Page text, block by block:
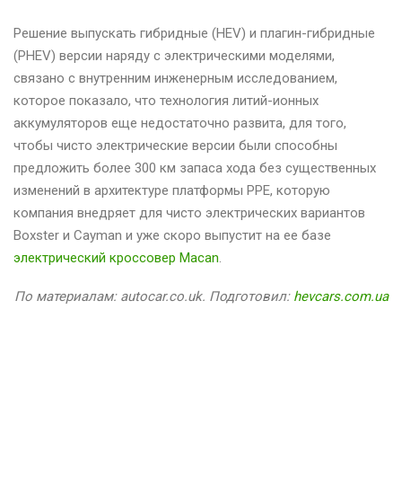
Решение выпускать гибридные (HEV) и плагин-гибридные
(PHEV) версии наряду с электрическими моделями,
связано с внутренним инженерным исследованием,
которое показало, что технология литий-ионных
аккумуляторов еще недостаточно развита, для того,
чтобы чисто электрические версии были способны
предложить более 300 км запаса хода без существенных
изменений в архитектуре платформы PPE, которую
компания внедряет для чисто электрических вариантов
Boxster и Cayman и уже скоро выпустит на ее базе
электрический кроссовер Macan.
По материалам: autocar.co.uk. Подготовил: hevcars.com.ua